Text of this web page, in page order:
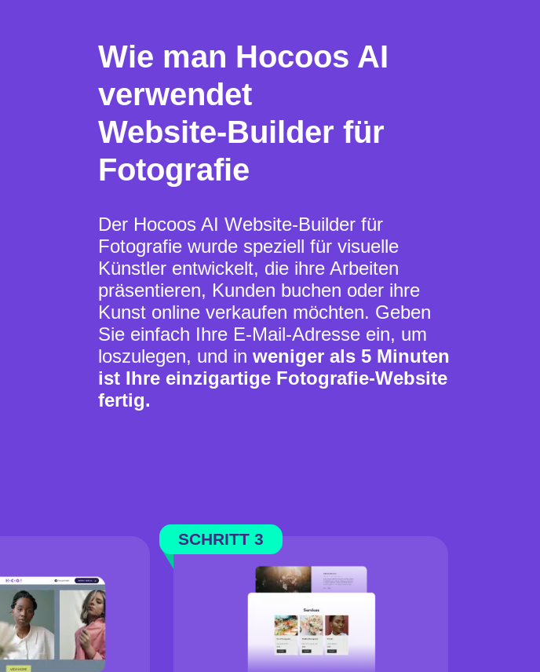
Wie man Hocoos AI
verwendet
Website-Builder für
Fotografie
Der Hocoos AI Website-Builder für
Fotografie wurde speziell für visuelle
Künstler entwickelt, die ihre Arbeiten
präsentieren, Kunden buchen oder ihre
Kunst online verkaufen möchten. Geben
Sie einfach Ihre E-Mail-Adresse ein, um
loszulegen, und in weniger als 5 Minuten
ist Ihre einzigartige Fotografie-Website
fertig.
SCHRITT 3